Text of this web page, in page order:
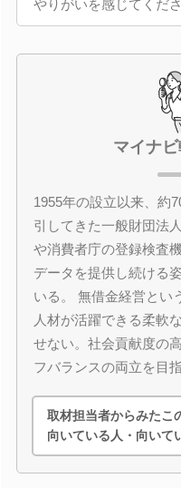
やりがいを感じてくださ
マイナ
1955年の設立以来、約
引してきた一般財団法
や消費者庁の登録検査
データを提供し続ける
いる。 無借金経営とい
人材が活躍できる柔軟
せない。社会貢献度の
フバランスの両立を目
取材担当者からみたこ
向いている人・向いて